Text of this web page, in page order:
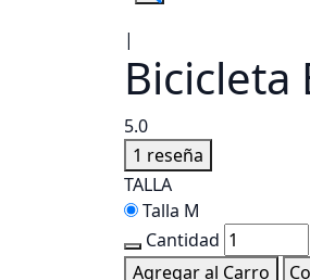
|
Bicicleta
5.0
1 reseña
TALLA
Talla M
Cantidad
Agregar al Carro